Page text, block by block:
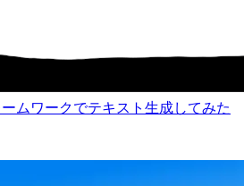
ムワークでテキスト生成してみた